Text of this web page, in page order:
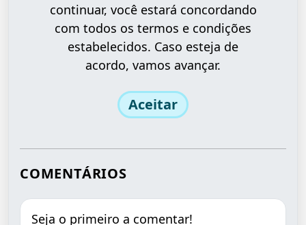
continuar, você estará concordando
com todos os termos e condições
estabelecidos. Caso esteja de
acordo, vamos avançar.
Aceitar
COMENTÁRIOS
Seja o primeiro a comentar!